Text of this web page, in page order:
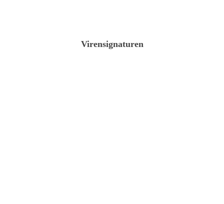
Virensignaturen